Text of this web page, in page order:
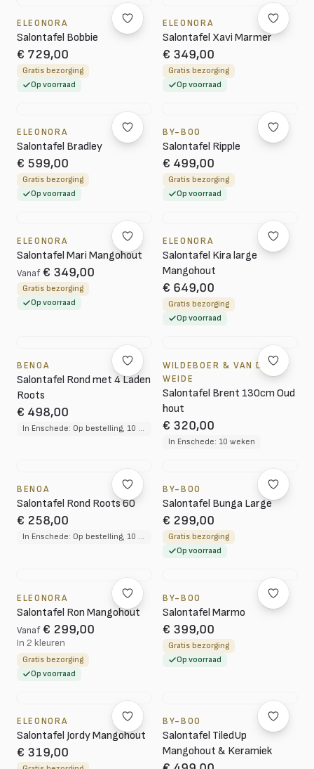
ELEONORA
Salontafel Bobbie
€ 729,00
Gratis bezorging
Op voorraad
ELEONORA
Salontafel Xavi Marmer
€ 349,00
Gratis bezorging
Op voorraad
ELEONORA
Salontafel Bradley
€ 599,00
Gratis bezorging
Op voorraad
BY-BOO
Salontafel Ripple
€ 499,00
Gratis bezorging
Op voorraad
ELEONORA
Salontafel Mari Mangohout
Vanaf € 349,00
Gratis bezorging
Op voorraad
ELEONORA
Salontafel Kira large
Mangohout
€ 649,00
Gratis bezorging
Op voorraad
BENOA
Salontafel Rond met 4 Laden
Roots
€ 498,00
In Enschede: Op bestelling, 10 tot 12 weken levertijd
WILDEBOER & VAN DER
WEIDE
Salontafel Brent 130cm Oud
hout
€ 320,00
In Enschede: 10 weken
BENOA
Salontafel Rond Roots 60
€ 258,00
In Enschede: Op bestelling, 10 tot 12 weken levertijd
BY-BOO
Salontafel Bunga Large
€ 299,00
Gratis bezorging
Op voorraad
ELEONORA
Salontafel Ron Mangohout
Vanaf € 299,00
In 2 kleuren
Gratis bezorging
Op voorraad
BY-BOO
Salontafel Marmo
€ 399,00
Gratis bezorging
Op voorraad
ELEONORA
Salontafel Jordy Mangohout
€ 319,00
BY-BOO
Salontafel TiledUp
Mangohout & Keramiek